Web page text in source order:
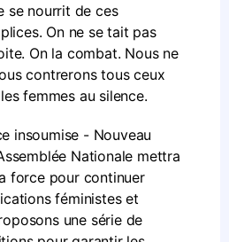
se nourrit de ces
On ne se tait pas
On la combat. Nous ne
contrerons tous ceux
femmes au silence.
insoumise - Nouveau
Nationale mettra
force pour continuer
féministes et
une série de